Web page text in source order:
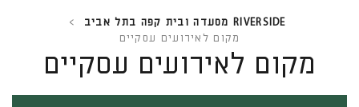
RIVERSIDE מסעדה ובית קפה בתל אביב
>
מקום לאירועים עסקיים
מקום לאירועים עסקיים